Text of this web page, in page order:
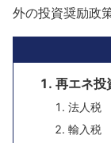
外の投資奨励政
再エネ投
法人税
輸入税